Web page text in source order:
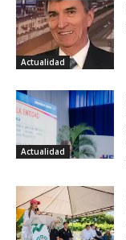
Actualidad
Actualidad